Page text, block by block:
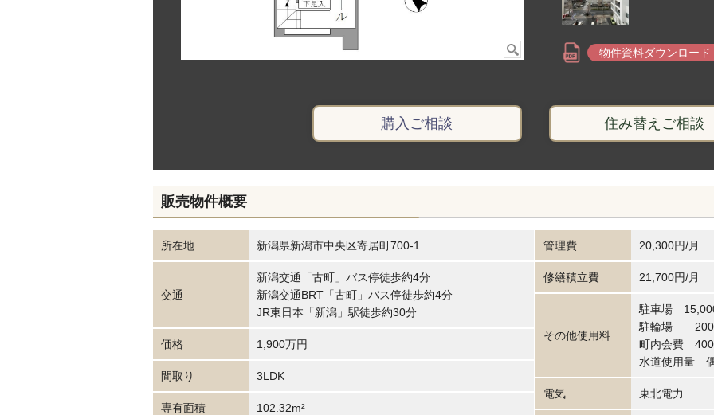
物件資料ダウンロード
購入ご相談 住み替えご相談
販売物件概要
所在地 新潟県新潟市中央区寄居町700-1
交通
新潟交通「古町」バス停徒歩約4分
新潟交通BRT「古町」バス停徒歩約4分
JR東日本「新潟」駅徒歩約30分
価格 1,900万円
間取り 3LDK
専有面積 102.32m²
管理費 20,300円/月
修繕積立費 21,700円/月
その他使用料
駐車場
駐輪場 200
町内会費 400
水道使用量
電気 東北電力